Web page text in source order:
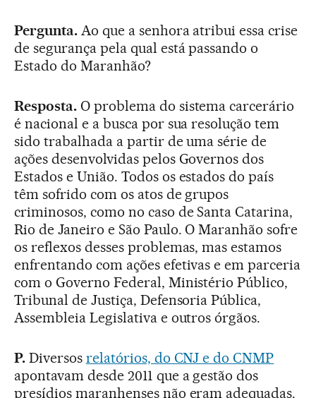
Pergunta. Ao que a senhora atribui essa crise
de segurança pela qual está passando o
Estado do Maranhão?
Resposta.O problema do sistema carcerário
é nacional e a busca por sua resolução tem
sido trabalhada a partir de uma série de
ações desenvolvidas pelos Governos dos
Estados e União. Todos os estados do país
têm sofrido com os atos de grupos
criminosos, como no caso de Santa Catarina,
Rio de Janeiro e São Paulo. O Maranhão sofre
os reflexos desses problemas, mas estamos
enfrentando com ações efetivas e em parceria
com o Governo Federal, Ministério Público,
Tribunal de Justiça, Defensoria Pública,
Assembleia Legislativa e outros órgãos.
P. Diversos relatórios, do CNJ e do CNMP
apontavam desde 2011 que a gestão dos
presídios maranhenses não eram adequadas.